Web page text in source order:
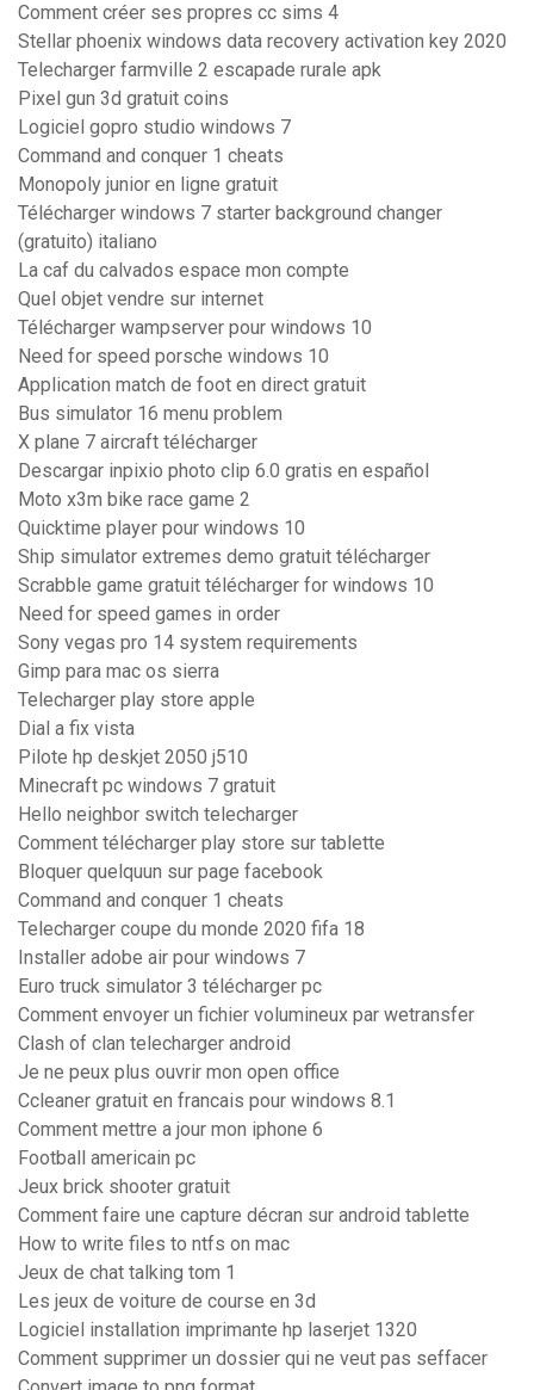
Comment créer ses propres cc sims 4
Stellar phoenix windows data recovery activation key 2020
Telecharger farmville 2 escapade rurale apk
Pixel gun 3d gratuit coins
Logiciel gopro studio windows 7
Command and conquer 1 cheats
Monopoly junior en ligne gratuit
Télécharger windows 7 starter background changer
(gratuito) italiano
La caf du calvados espace mon compte
Quel objet vendre sur internet
Télécharger wampserver pour windows 10
Need for speed porsche windows 10
Application match de foot en direct gratuit
Bus simulator 16 menu problem
X plane 7 aircraft télécharger
Descargar inpixio photo clip 6.0 gratis en español
Moto x3m bike race game 2
Quicktime player pour windows 10
Ship simulator extremes demo gratuit télécharger
Scrabble game gratuit télécharger for windows 10
Need for speed games in order
Sony vegas pro 14 system requirements
Gimp para mac os sierra
Telecharger play store apple
Dial a fix vista
Pilote hp deskjet 2050 j510
Minecraft pc windows 7 gratuit
Hello neighbor switch telecharger
Comment télécharger play store sur tablette
Bloquer quelquun sur page facebook
Command and conquer 1 cheats
Telecharger coupe du monde 2020 fifa 18
Installer adobe air pour windows 7
Euro truck simulator 3 télécharger pc
Comment envoyer un fichier volumineux par wetransfer
Clash of clan telecharger android
Je ne peux plus ouvrir mon open office
Ccleaner gratuit en francais pour windows 8.1
Comment mettre a jour mon iphone 6
Football americain pc
Jeux brick shooter gratuit
Comment faire une capture décran sur android tablette
How to write files to ntfs on mac
Jeux de chat talking tom 1
Les jeux de voiture de course en 3d
Logiciel installation imprimante hp laserjet 1320
Comment supprimer un dossier qui ne veut pas seffacer